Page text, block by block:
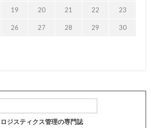
19 20 21 22 23
26 27 28 29 30
ロジスティクス管理の専門誌